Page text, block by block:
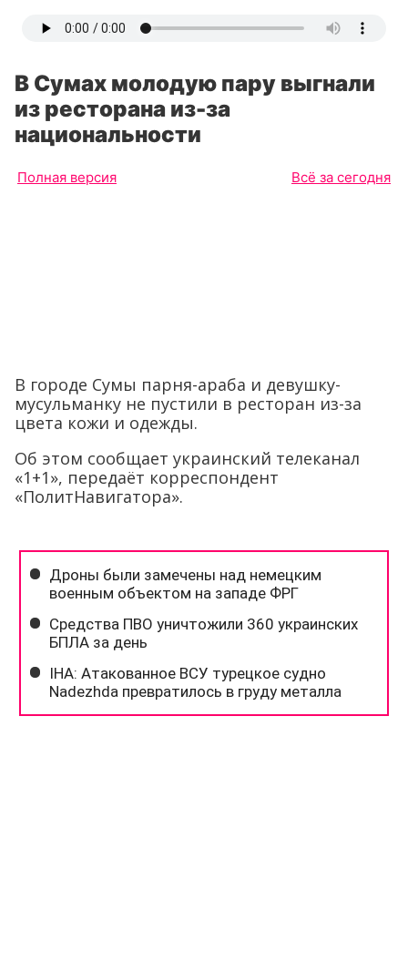
В Сумах молодую пару выгнали
из ресторана из-за
национальности
Полная версия Всё за сегодня
В городе Сумы парня-араба и девушку-
мусульманку не пустили в ресторан из-за
цвета кожи и одежды.
Об этом сообщает украинский телеканал
«1+1», передаёт корреспондент
«ПолитНавигатора».